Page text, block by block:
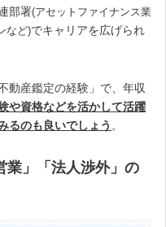
部署(アセットファイナンス業
など)でキャリアを広げられ
動産鑑定の経験」で、年収
や資格などを活かして活躍
るのも良いでしょう 。
業」「法人渉外」の